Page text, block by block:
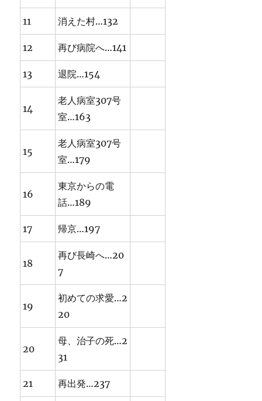
11 消えた村…132
12 再び病院へ…141
13 退院…154
14
老人病室307号
室…163
15
老人病室307号
室…179
16
東京からの電
話…189
17 帰京…197
18
再び長崎へ…20
7
19
初めての求愛…2
20
20
母、治子の死…2
31
21 再出発…237